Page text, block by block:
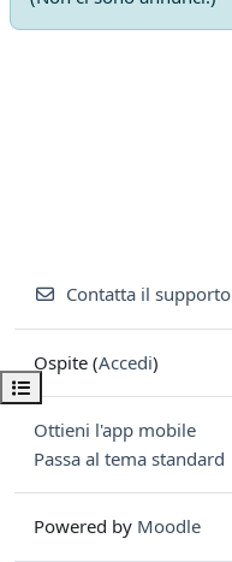
Apri indice del corso
Contatta il supporto
Ospite (Accedi)
Ottieni l'app mobile
Passa al tema standard
Powered by Moodle